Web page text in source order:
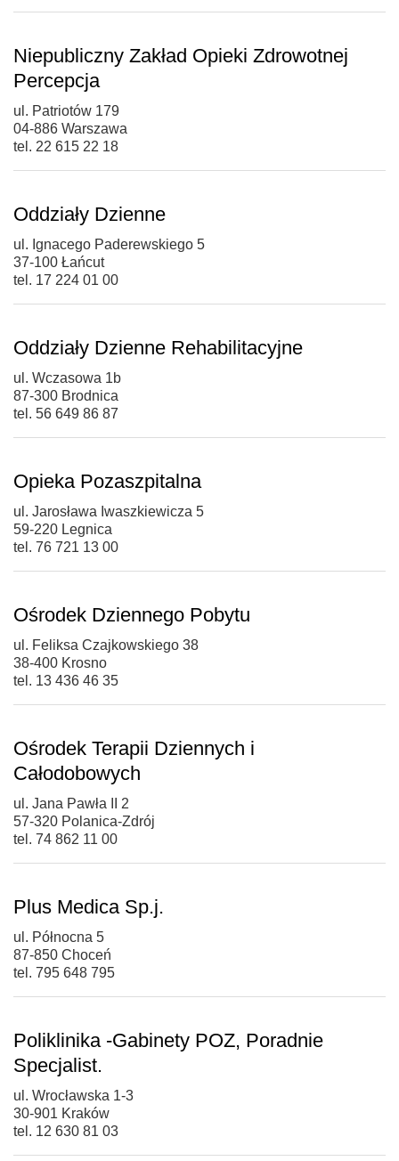
Niepubliczny Zakład Opieki Zdrowotnej
Percepcja
ul. Patriotów 179
04-886 Warszawa
tel. 22 615 22 18
Oddziały Dzienne
ul. Ignacego Paderewskiego 5
37-100 Łańcut
tel. 17 224 01 00
Oddziały Dzienne Rehabilitacyjne
ul. Wczasowa 1b
87-300 Brodnica
tel. 56 649 86 87
Opieka Pozaszpitalna
ul. Jarosława Iwaszkiewicza 5
59-220 Legnica
tel. 76 721 13 00
Ośrodek Dziennego Pobytu
ul. Feliksa Czajkowskiego 38
38-400 Krosno
tel. 13 436 46 35
Ośrodek Terapii Dziennych i
Całodobowych
ul. Jana Pawła II 2
57-320 Polanica-Zdrój
tel. 74 862 11 00
Plus Medica Sp.j.
ul. Północna 5
87-850 Choceń
tel. 795 648 795
Poliklinika -Gabinety POZ, Poradnie
Specjalist.
ul. Wrocławska 1-3
30-901 Kraków
tel. 12 630 81 03